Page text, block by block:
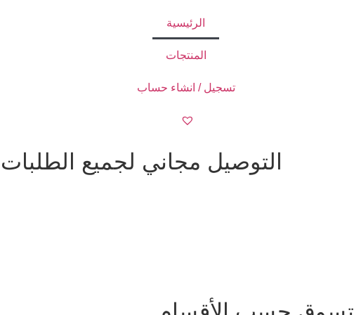
الرئيسية
المنتجات
تسجيل / انشاء حساب
التوصيل مجاني لجميع الطلبات